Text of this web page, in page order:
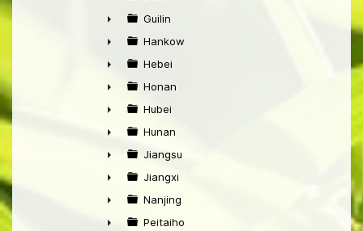
►
►
Guilin
►
Hankow
►
Hebei
►
Honan
►
Hubei
►
Hunan
►
Jiangsu
►
Jiangxi
►
Nanjing
Peitaiho